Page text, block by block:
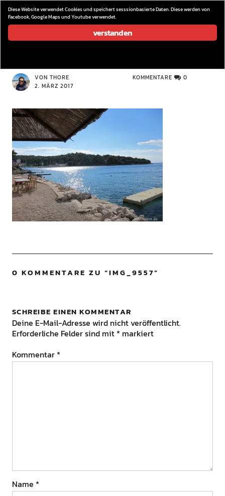
wieder los…
VON THORE
2. MÄRZ 2017
KOMMENTARE 0
0 KOMMENTARE ZU “IMG_9557”
SCHREIBE EINEN KOMMENTAR
Deine E-Mail-Adresse wird nicht veröffentlicht.
Erforderliche Felder sind mit * markiert
Kommentar *
Name *
Diese Website verwendet Cookies und speichert sesssionbasierte Daten. Diese werden von
Facebook, Google Maps und Youtube verwendet.
verstanden